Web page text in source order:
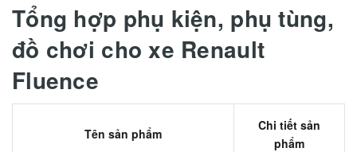
Tổng hợp phụ kiện, phụ tùng,
đồ chơi cho xe Renault
Fluence
Tên sản phẩm
Chi tiết sản
phẩm